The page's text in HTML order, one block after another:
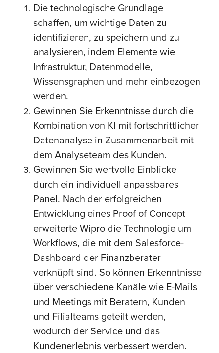
Die technologische Grundlage
schaffen, um wichtige Daten zu
identifizieren, zu speichern und zu
analysieren, indem Elemente wie
Infrastruktur, Datenmodelle,
Wissensgraphen und mehr einbezogen
werden.
Gewinnen Sie Erkenntnisse durch die
Kombination von KI mit fortschrittlicher
Datenanalyse in Zusammenarbeit mit
dem Analyseteam des Kunden.
Gewinnen Sie wertvolle Einblicke
durch ein individuell anpassbares
Panel. Nach der erfolgreichen
Entwicklung eines Proof of Concept
erweiterte Wipro die Technologie um
Workflows, die mit dem Salesforce-
Dashboard der Finanzberater
verknüpft sind. So können Erkenntnisse
über verschiedene Kanäle wie E-Mails
und Meetings mit Beratern, Kunden
und Filialteams geteilt werden,
wodurch der Service und das
Kundenerlebnis verbessert werden.